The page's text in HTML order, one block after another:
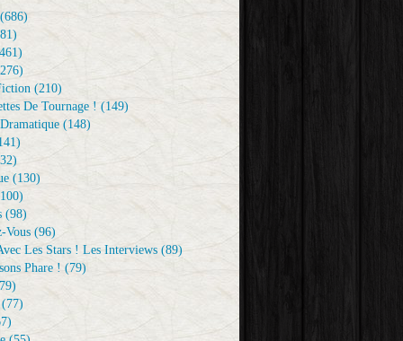
(210)
De Tournage ! (149)
(148)
(130)
(98)
Vous (96)
Les Stars ! Les Interviews (89)
Phare ! (79)